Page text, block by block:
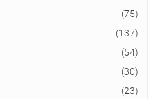
(75)
(137)
(54)
(30)
(23)